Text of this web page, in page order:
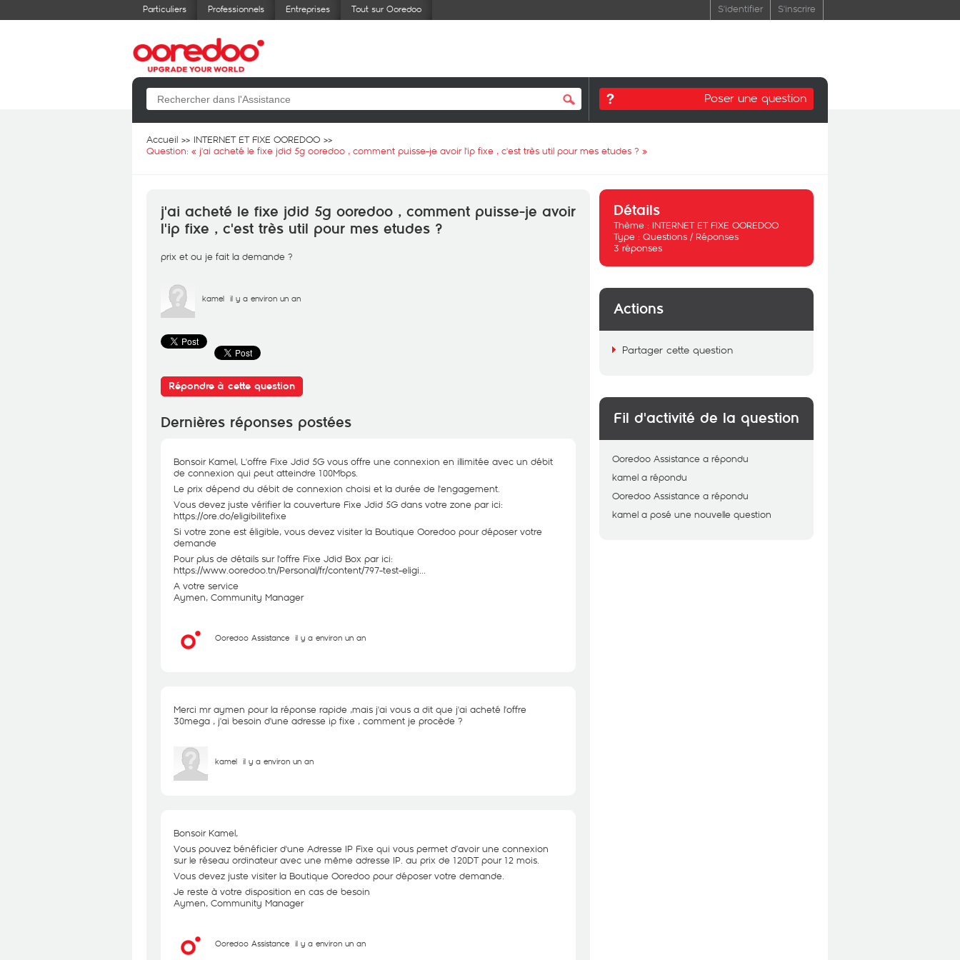
Particuliers Professionnels Entreprises Tout sur Ooredoo S'identifier S'inscrire
Poser une question
Accueil
INTERNET ET FIXE OOREDOO
Question: « j'ai acheté le fixe jdid 5g ooredoo , comment puisse-je avoir l'ip fixe , c'est très util pour mes etudes ? »
j'ai acheté le fixe jdid 5g ooredoo , comment puisse-je avoir
l'ip fixe , c'est très util pour mes etudes ?
prix et ou je fait la demande ?
kamel il y a environ un an
Répondre à cette question
Dernières réponses postées
Bonsoir Kamel, L'offre Fixe Jdid 5G vous offre une connexion en illimitée avec un débit
de connexion qui peut atteindre 100Mbps.
Le prix dépend du débit de connexion choisi et la durée de l'engagement.
Vous devez juste vérifier la couverture Fixe Jdid 5G dans votre zone par ici:
https://ore.do/eligibilitefixe
Si votre zone est éligible, vous devez visiter la Boutique Ooredoo pour déposer votre
demande
Pour plus de détails sur l'offre Fixe Jdid Box par ici:
https://www.ooredoo.tn/Personal/fr/content/797-test-eligi...
A votre service
Aymen, Community Manager
Ooredoo Assistance il y a environ un an
Merci mr aymen pour la réponse rapide ,mais j'ai vous a dit que j'ai acheté l'offre
30mega , j'ai besoin d'une adresse ip fixe , comment je procède ?
kamel il y a environ un an
Bonsoir Kamel,
Vous pouvez bénéficier d'une Adresse IP Fixe qui vous permet d’avoir une connexion
sur le réseau ordinateur avec une même adresse IP. au prix de 120DT pour 12 mois.
Vous devez juste visiter la Boutique Ooredoo pour déposer votre demande.
Je reste à votre disposition en cas de besoin
Aymen, Community Manager
Ooredoo Assistance il y a environ un an
Détails
Thème : INTERNET ET FIXE OOREDOO
Type : Questions / Réponses
3 réponses
Actions
Partager cette question
Fil d'activité de la question
Ooredoo Assistance a répondu
kamel a répondu
Ooredoo Assistance a répondu
kamel a posé une nouvelle question